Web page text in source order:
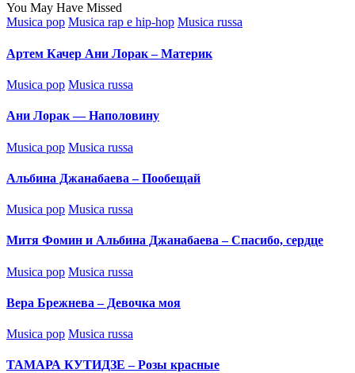
You May Have Missed
Posted
Musica pop Musica rap e hip-hop Musica russa
Артем Качер Ани Лорак – Материк
Posted
Musica pop Musica russa
Ани Лорак — Наполовину
Posted
Musica pop Musica russa
Альбина Джанабаева – Пообещай
Posted
Musica pop Musica russa
Митя Фомин и Альбина Джанабаева – Спасибо, сердце
Posted
Musica pop Musica russa
Вера Брежнева – Девочка моя
Posted
Musica pop Musica russa
ТАМАРА КУТИДЗЕ – Розы красные